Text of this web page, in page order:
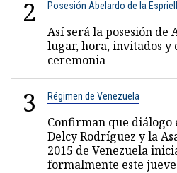
2 Posesión Abelardo de la
Así será la posesión de
lugar, hora, invitados y
ceremonia
3 Régimen de Venezuela
Confirman que
Delcy Rodríguez y la
2015 de Venezuela
formalmente este